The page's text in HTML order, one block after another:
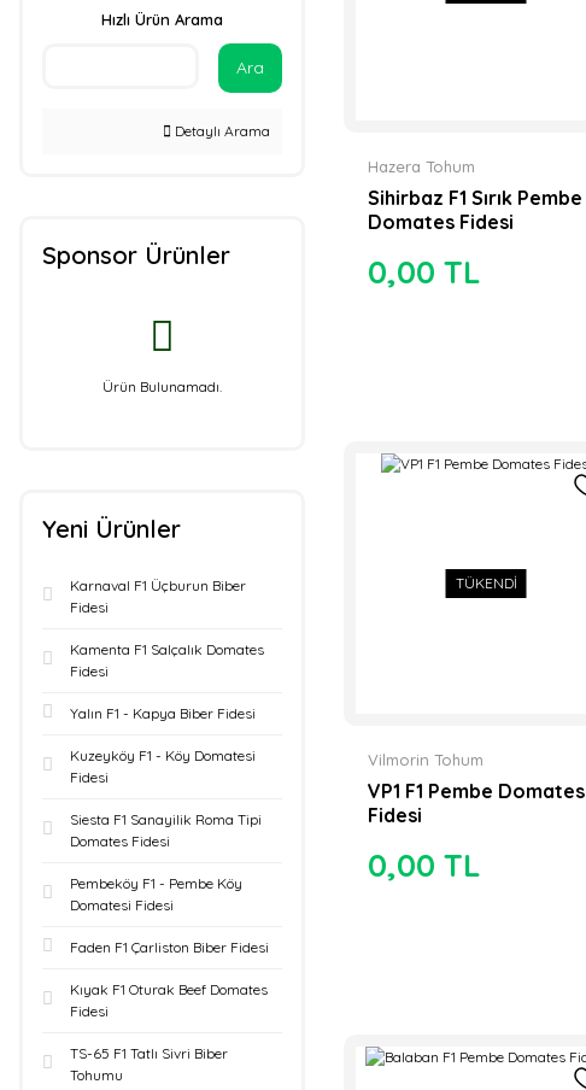
Yüksel Tohum (1)
Hızlı Ürün Arama
Ara
Detaylı Arama
Sponsor Ürünler
Ürün Bulunamadı.
Yeni Ürünler
Karnaval F1 Üçburun Biber
Fidesi
Kamenta F1 Salçalık Domates
Fidesi
Yalın F1 - Kapya Biber Fidesi
Kuzeyköy F1 - Köy Domatesi
Fidesi
Siesta F1 Sanayilik Roma Tipi
Domates Fidesi
Pembeköy F1 - Pembe Köy
Domatesi Fidesi
Faden F1 Çarliston Biber Fidesi
Kıyak F1 Oturak Beef Domates
Fidesi
TS-65 F1 Tatlı Sivri Biber
Tohumu
Hazera Tohum
Sihirbaz F1 Sırık Pembe
Domates Fidesi
0,00 TL
TÜKENDİ
Vilmorin Tohum
VP1 F1 Pembe Domates
Fidesi
0,00 TL